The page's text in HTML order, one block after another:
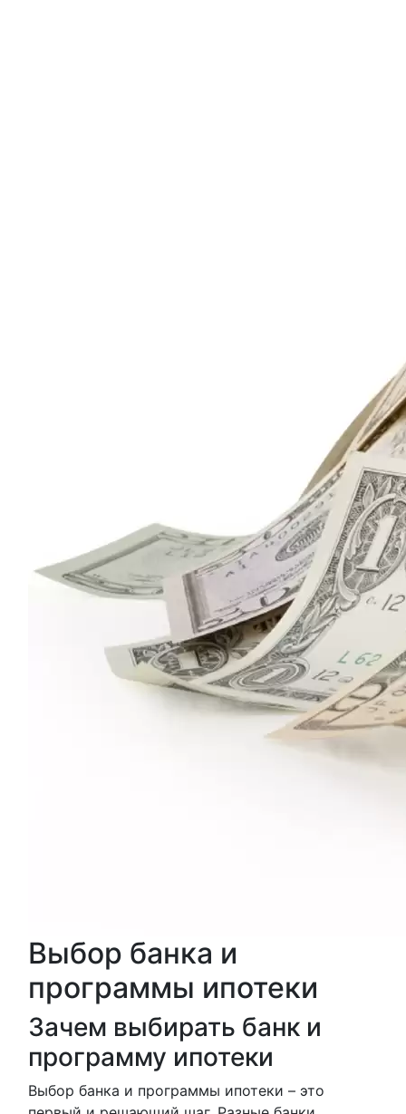
Выбор банка и
программы ипотеки
Зачем выбирать банк и
программу ипотеки
Выбор банка и программы ипотеки – это